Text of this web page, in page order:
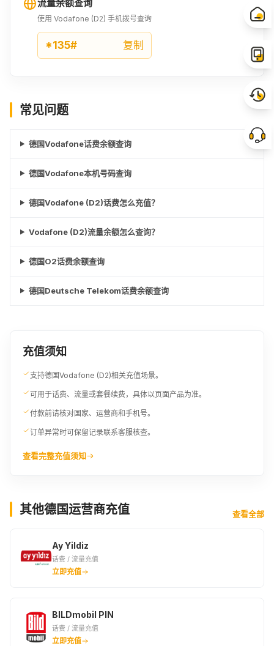
流量余额查询
使用 Vodafone (D2) 手机拨号查询
*135# 复制
常见问题
德国Vodafone话费余额查询
德国Vodafone本机号码查询
德国Vodafone (D2)话费怎么充值？
Vodafone (D2)流量余额怎么查询？
德国O2话费余额查询
德国Deutsche Telekom话费余额查询
充值须知
支持德国Vodafone (D2)相关充值场景。
可用于话费、流量或套餐续费，具体以页面产品为准。
付款前请核对国家、运营商和手机号。
订单异常时可保留记录联系客服核查。
查看完整充值须知
其他德国运营商充值 查看全部
Ay Yildiz
话费 / 流量充值
立即充值
BILDmobil PIN
话费 / 流量充值
立即充值